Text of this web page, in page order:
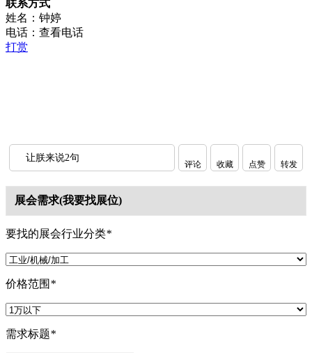
联系方式
姓名：钟婷
电话： 查看电话
打赏
让朕来说2句
评论 收藏 点赞 转发
展会需求(我要找展位)
要找的展会行业分类*
价格范围 *
需求标题*